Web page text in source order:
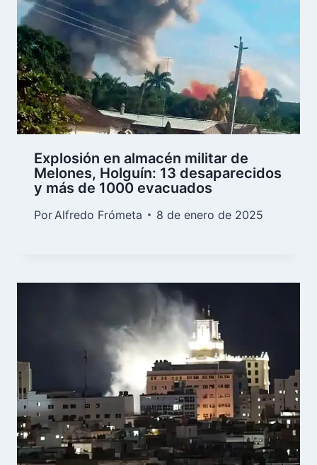
Explosión en almacén militar de
Melones, Holguín: 13 desaparecidos
y más de 1000 evacuados
Por Alfredo Frómeta 8 de enero de 2025